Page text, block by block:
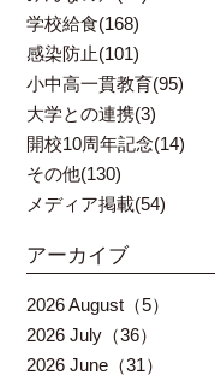
学校給食(168)
感染防止(101)
小中高一貫教育(95)
大学との連携(3)
開校10周年記念(14)
その他(130)
メディア掲載(54)
アーカイブ
2026 August（5）
2026 July（36）
2026 June（31）